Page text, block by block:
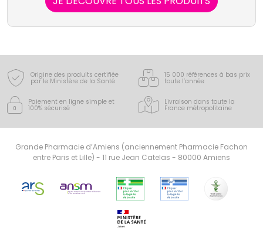
inflammatoire du jojoba…
Origine des produits certifiée
par le Ministère de la Santé
15 000 références à bas prix
toute l’année
Paiement en ligne simple et
100% sécurisé
Livraison dans toute la
France métropolitaine
Grande Pharmacie d’Amiens (anciennement Pharmacie Fachon
entre Paris et Lille) - 11 rue Jean Catelas - 80000 Amiens